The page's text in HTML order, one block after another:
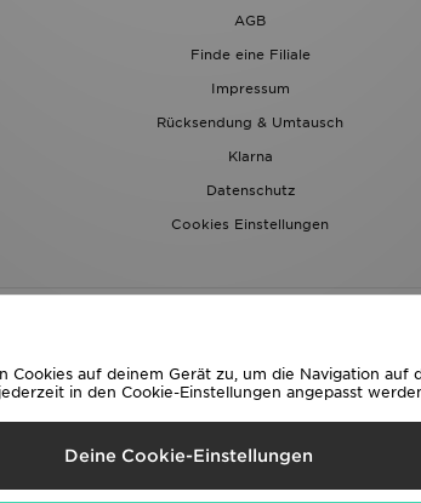
AGB
Finde eine Filiale
Impressum
Rücksendung & Umtausch
Klarna
Datenschutz
Cookies Einstellungen
auf deinem Gerät zu, um die Navigation
in den Cookie-Einstellungen angepasst
Deine Cookie-Einstellungen